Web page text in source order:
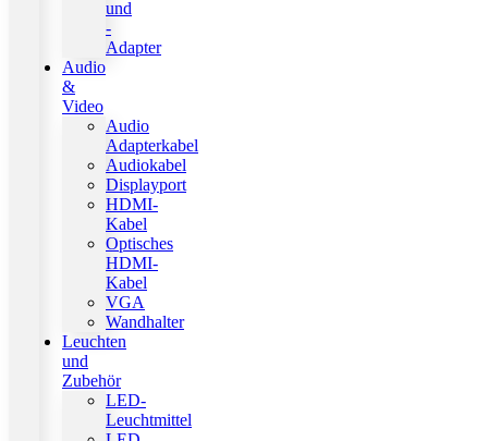
und
-
Adapter
Audio
&
Video
Audio
Adapterkabel
Audiokabel
Displayport
HDMI-
Kabel
Optisches
HDMI-
Kabel
VGA
Wandhalter
Leuchten
und
Zubehör
LED-
Leuchtmittel